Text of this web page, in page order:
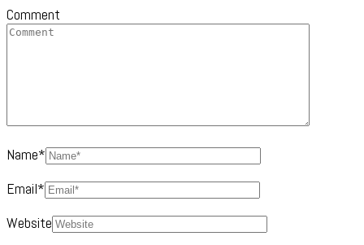
Comment
Name*
Email*
Website